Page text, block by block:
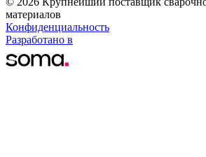
материалов
Конфиденциальность
Разработано в